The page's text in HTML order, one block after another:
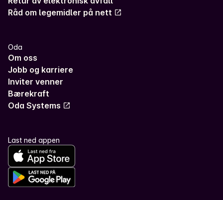
Råd om legemidler på nett
Oda
Om oss
Jobb og karriere
Inviter venner
Bærekraft
Oda Systems
Last ned appen